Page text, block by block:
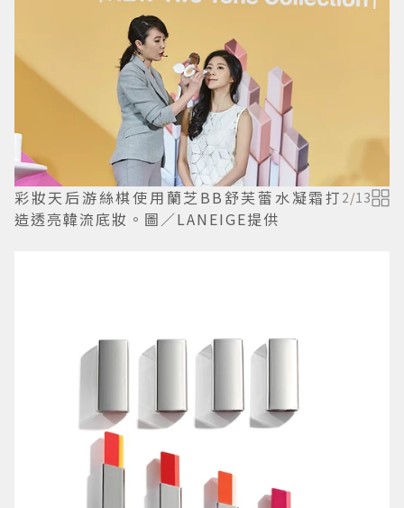
彩妝天后游絲棋使用蘭芝BB舒芙蕾水凝霜打
造透亮韓流底妝。圖／LANEIGE提供
2/13